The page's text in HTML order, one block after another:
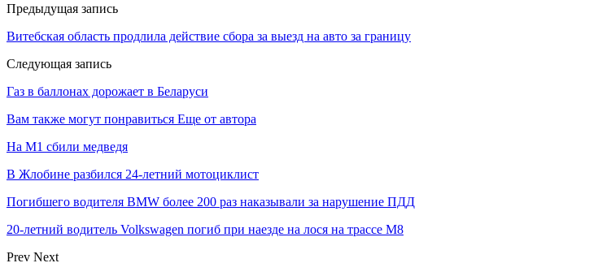
Предыдущая запись
Витебская область продлила действие сбора за выезд на авто за границу
Следующая запись
Газ в баллонах дорожает в Беларуси
Вам также могут понравиться Еще от автора
На М1 сбили медведя
В Жлобине разбился 24-летний мотоциклист
Погибшего водителя BMW более 200 раз наказывали за нарушение ПДД
20-летний водитель Volkswagen погиб при наезде на лося на трассе М8
Prev Next